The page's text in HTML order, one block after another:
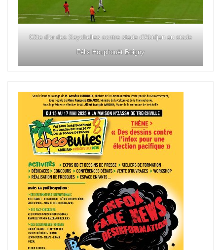
Côte d'or des Seychelles contre stade d'Abidjan au stade
Félix Houphouët Boigny